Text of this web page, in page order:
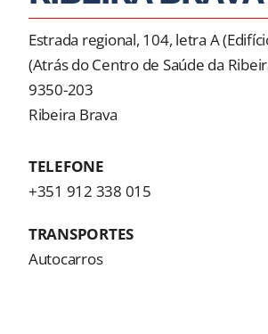
Estrada regional, 104, letra A
(Atrás do Centro de Saúde da
9350-203
Ribeira Brava
TELEFONE
+351 912 338 015
TRANSPORTES
Autocarros